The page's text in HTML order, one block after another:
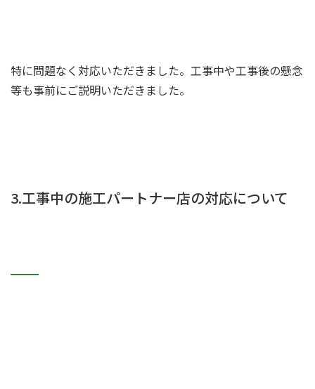
特に問題なく対応いただきました。工事中や工事後の懸念
等も事前にご説明いただきました。
3.工事中の施工パートナー店の対応について